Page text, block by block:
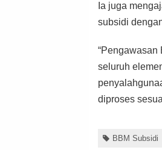
Ia juga
subsidi
seluruh
diproses
BBM Subsidi